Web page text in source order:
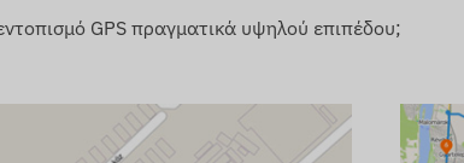
GPS πραγματικά υψηλού επιπέδου;